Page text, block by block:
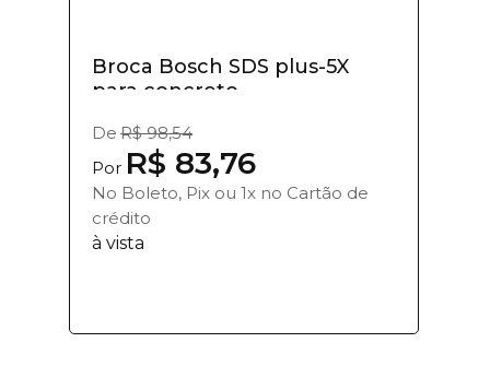
Broca Bosch SDS plus-5X
para concreto...
De R$ 98,54
Por R$ 83,76
No Boleto, Pix ou 1x no Cartão de
crédito
à vista